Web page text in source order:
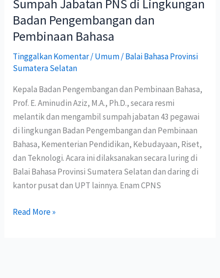
Sumpah Jabatan PNS di Lingkungan
Badan Pengembangan dan
Pembinaan Bahasa
Tinggalkan Komentar/Umum/Balai Bahasa Provinsi
Sumatera Selatan
Kepala Badan Pengembangan dan Pembinaan Bahasa,
Prof. E. Aminudin Aziz, M.A., Ph.D., secara resmi
melantik dan mengambil sumpah jabatan 43 pegawai
di lingkungan Badan Pengembangan dan Pembinaan
Bahasa, Kementerian Pendidikan, Kebudayaan, Riset,
dan Teknologi. Acara ini dilaksanakan secara luring di
Balai Bahasa Provinsi Sumatera Selatan dan daring di
kantor pusat dan UPT lainnya. Enam CPNS
Pembinaan
Bahasa
Read More »